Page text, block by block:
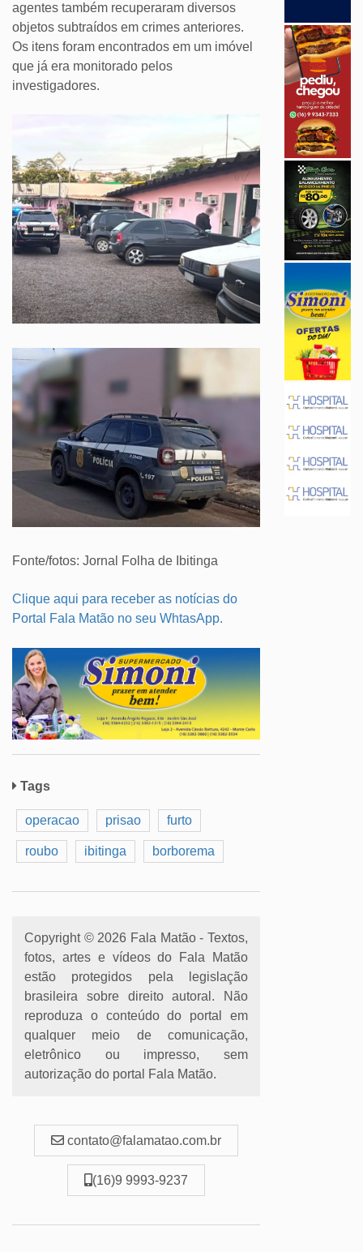
agentes também recuperaram diversos
objetos subtraídos em crimes anteriores.
Os itens foram encontrados em um imóvel
que já era monitorado pelos
investigadores.
Fonte/fotos: Jornal Folha de Ibitinga
Clique aqui para receber as notícias do
Portal Fala Matão no seu WhtasApp.
Tags
operacao prisao furto
roubo ibitinga borborema
Copyright © 2026 Fala Matão - Textos,
fotos, artes e vídeos do Fala Matão
estão protegidos pela legislação
brasileira sobre direito autoral. Não
reproduza o conteúdo do portal em
qualquer meio de comunicação,
eletrônico ou impresso, sem
autorização do portal Fala Matão.
contato@falamatao.com.br
(16)9 9993-9237